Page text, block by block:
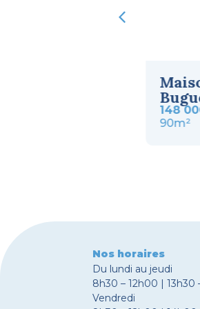
148
90m²
Nos horaires
Du lundi au jeudi
8h30 – 12h00 | 13h30
Vendredi